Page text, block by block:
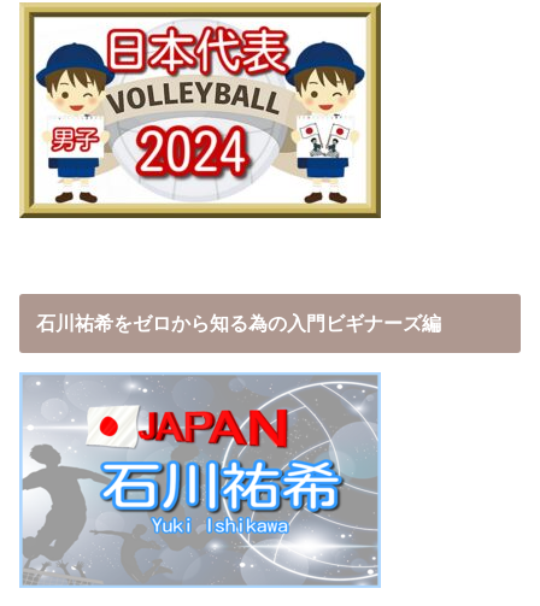
石川祐希をゼロから知る為の入門ビギナーズ編